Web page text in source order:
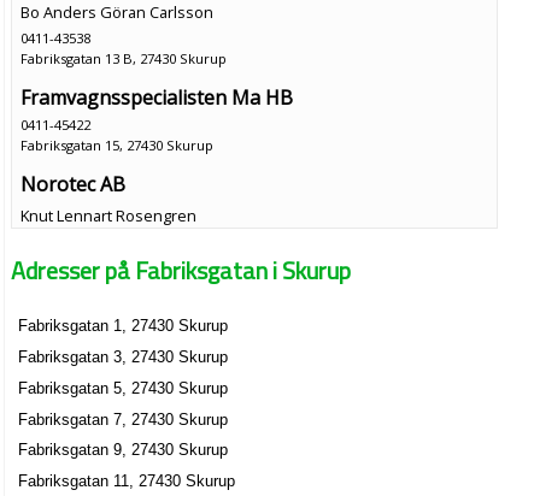
Bo Anders Göran Carlsson
0411-43538
Fabriksgatan 13 B, 27430 Skurup
Framvagnsspecialisten Ma HB
0411-45422
Fabriksgatan 15, 27430 Skurup
Norotec AB
Knut Lennart Rosengren
Fabriksgatan 15, 27430 Skurup
Karin Gunvor Lisbeth Persson
0411-42950
Fabriksgatan 17, 27430 Skurup
Karl Perssons VVS AB
Karl Inge Persson
0411-42950
Adresser på Fabriksgatan i Skurup
Fabriksgatan 1, 27430 Skurup
Fabriksgatan 3, 27430 Skurup
Fabriksgatan 5, 27430 Skurup
Fabriksgatan 7, 27430 Skurup
Fabriksgatan 9, 27430 Skurup
Fabriksgatan 11, 27430 Skurup